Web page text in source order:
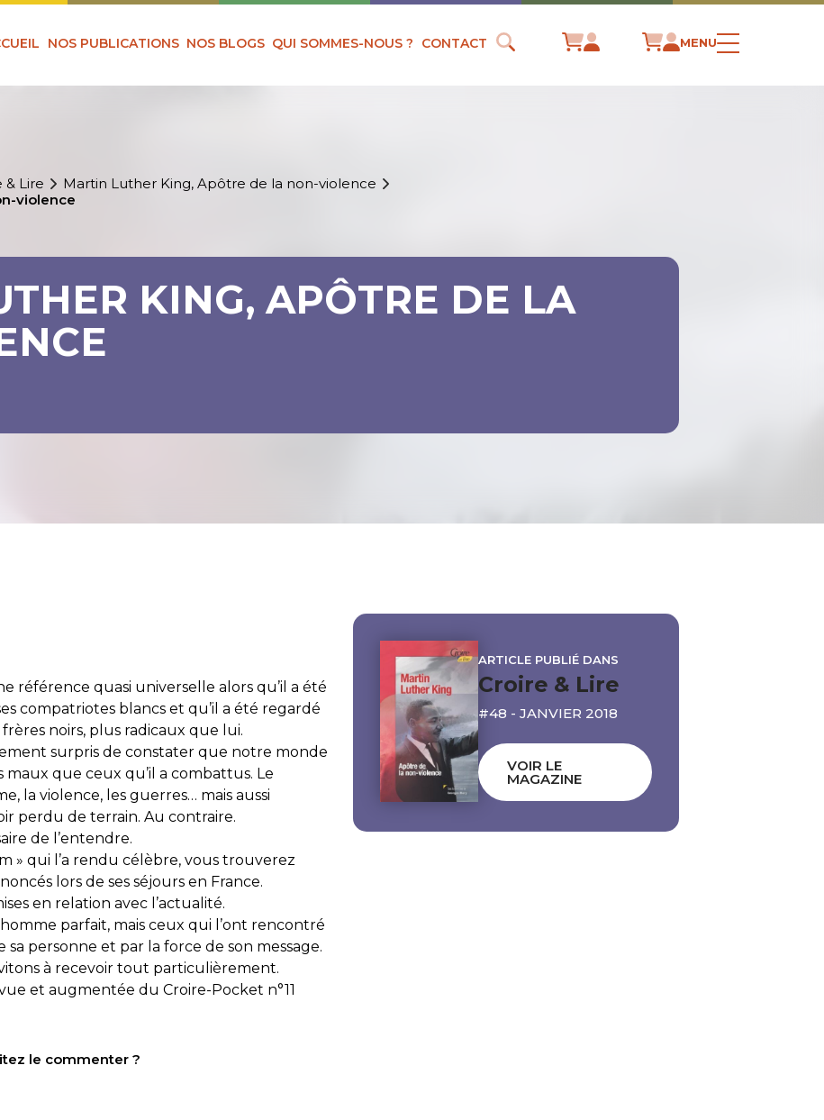
NOS PUBLICATIONS NOS BLOGS QUI SOMMES-NOUS ? CONTACT MENU
& Lire
Martin Luther King, Apôtre de la non-violence
violence
KING, APÔTRE DE LA
référence quasi universelle alors qu’il a été
compatriotes blancs et qu’il a été regardé
noirs, plus radicaux que lui.
surpris de constater que notre monde
que ceux qu’il a combattus. Le
la violence, les guerres… mais aussi
perdu de terrain. Au contraire.
de l’entendre.
» qui l’a rendu célèbre, vous trouverez
lors de ses séjours en France.
en relation avec l’actualité.
parfait, mais ceux qui l’ont rencontré
personne et par la force de son message.
à recevoir tout particulièrement.
et augmentée duCroire-Pocket n°11
le commenter ?
ARTICLE PUBLIÉ DANS
Croire & Lire
#48 - JANVIER 2018
VOIR LE
MAGAZINE